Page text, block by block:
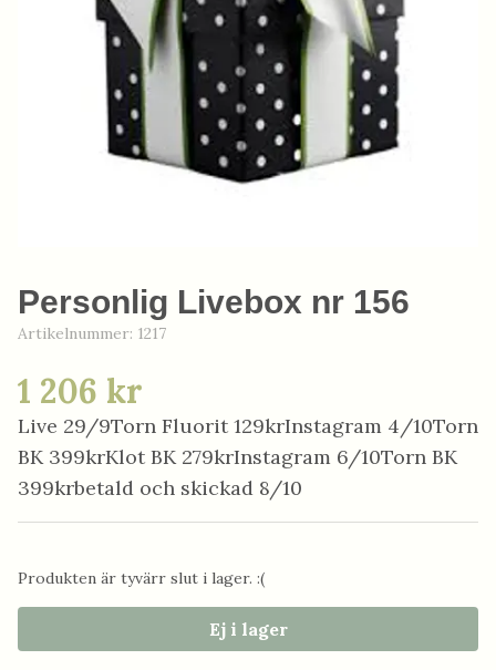
Personlig Livebox nr 156
Artikelnummer: 1217
1 206 kr
Live 29/9Torn Fluorit 129krInstagram 4/10Torn
BK 399krKlot BK 279krInstagram 6/10Torn BK
399krbetald och skickad 8/10
Produkten är tyvärr slut i lager. :(
Ej i lager